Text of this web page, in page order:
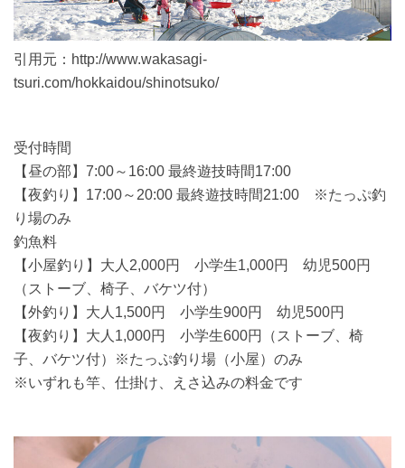
引用元：http://www.wakasagi-
tsuri.com/hokkaidou/shinotsuko/
受付時間
【昼の部】7:00～16:00 最終遊技時間17:00
【夜釣り】17:00～20:00 最終遊技時間21:00 ※たっぷ釣
り場のみ
釣魚料
【小屋釣り】大人2,000円 小学生1,000円 幼児500円
（ストーブ、椅子、バケツ付）
【外釣り】大人1,500円 小学生900円 幼児500円
【夜釣り】大人1,000円 小学生600円（ストーブ、椅
子、バケツ付）※たっぷ釣り場（小屋）のみ
※いずれも竿、仕掛け、えさ込みの料金です